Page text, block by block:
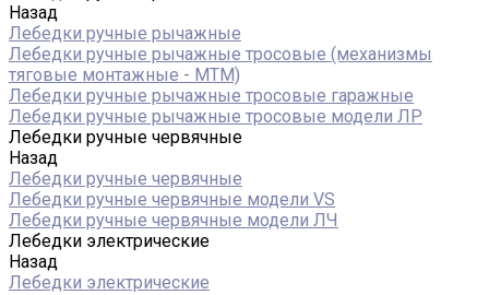
Назад
Лебедки ручные рычажные
Лебедки ручные рычажные тросовые (механизмы
тяговые монтажные - МТМ)
Лебедки ручные рычажные тросовые гаражные
Лебедки ручные рычажные тросовые модели ЛР
Лебедки ручные червячные
Назад
Лебедки ручные червячные
Лебедки ручные червячные модели VS
Лебедки ручные червячные модели ЛЧ
Лебедки электрические
Назад
Лебедки электрические